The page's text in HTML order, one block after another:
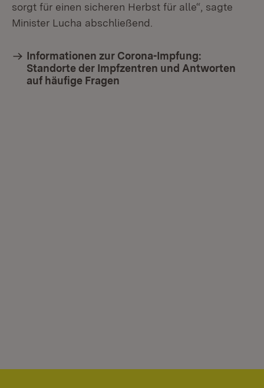
sorgt für einen sicheren Herbst für alle“, sagte
Minister Lucha abschließend.
Informationen zur Corona-Impfung:
Standorte der Impfzentren und Antworten
auf häufige Fragen